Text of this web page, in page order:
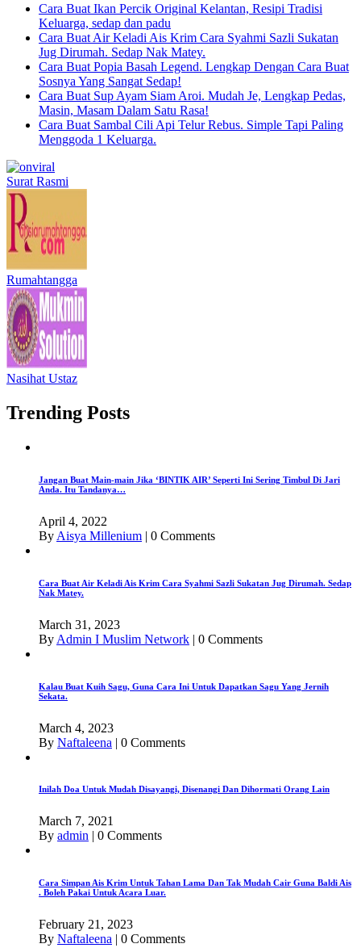
Cara Buat Ikan Percik Original Kelantan, Resipi Tradisi
Keluarga, sedap dan padu
Cara Buat Air Keladi Ais Krim Cara Syahmi Sazli Sukatan
Jug Dirumah. Sedap Nak Matey.
Cara Buat Popia Basah Legend. Lengkap Dengan Cara Buat
Sosnya Yang Sangat Sedap!
Cara Buat Sup Ayam Siam Aroi. Mudah Je, Lengkap Pedas,
Masin, Masam Dalam Satu Rasa!
Cara Buat Sambal Cili Api Telur Rebus. Simple Tapi Paling
Menggoda 1 Keluarga.
Surat Rasmi
Rumahtangga
Nasihat Ustaz
Trending Posts
Jangan Buat Main-main Jika ‘BINTIK AIR’ Seperti Ini Sering Timbul Di Jari
Anda. Itu Tandanya…
April 4, 2022
By Aisya Millenium | 0 Comments
Cara Buat Air Keladi Ais Krim Cara Syahmi Sazli Sukatan Jug Dirumah. Sedap
Nak Matey.
March 31, 2023
By Admin I Muslim Network | 0 Comments
Kalau Buat Kuih Sagu, Guna Cara Ini Untuk Dapatkan Sagu Yang Jernih
Sekata.
March 4, 2023
By Naftaleena | 0 Comments
Inilah Doa Untuk Mudah Disayangi, Disenangi Dan Dihormati Orang Lain
March 7, 2021
By admin | 0 Comments
Cara Simpan Ais Krim Untuk Tahan Lama Dan Tak Mudah Cair Guna Baldi Ais
. Boleh Pakai Untuk Acara Luar.
February 21, 2023
By Naftaleena | 0 Comments